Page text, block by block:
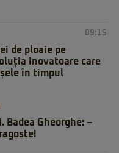
09:15
de ploaie pe
inovatoare care
în timpul
Badea Gheorghe: –